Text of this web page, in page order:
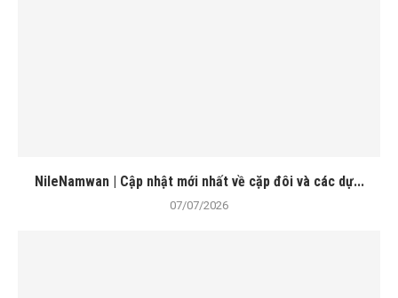
NileNamwan | Cập nhật mới nhất về cặp đôi và các dự...
07/07/2026